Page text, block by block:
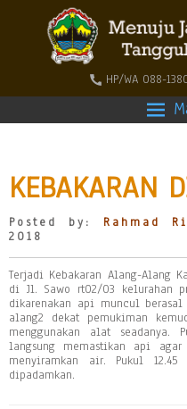
HP/WA 088-
KEBAKARAN
Posted by: Rahmad
2018
Terjadi Kebakaran Alang-Alang
di Jl. Sawo rt02/03 kelurahan
dikarenakan api muncul
alang2 dekat pemukiman
menggunakan alat seadanya.
langsung memastikan api
menyiramkan air. Pukul
dipadamkan.